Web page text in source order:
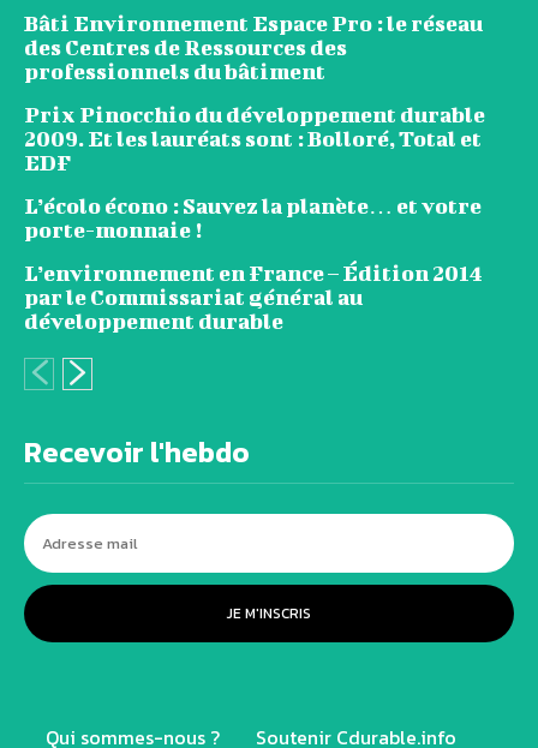
Bâti Environnement Espace Pro : le réseau
des Centres de Ressources des
professionnels du bâtiment
Prix Pinocchio du développement durable
2009. Et les lauréats sont : Bolloré, Total et
EDF
L’écolo écono : Sauvez la planète… et votre
porte-monnaie !
L’environnement en France – Édition 2014
par le Commissariat général au
développement durable
Recevoir l'hebdo
JE M'INSCRIS
Qui sommes-nous ? Soutenir Cdurable.info